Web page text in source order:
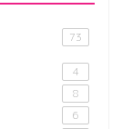
73
4
8
6